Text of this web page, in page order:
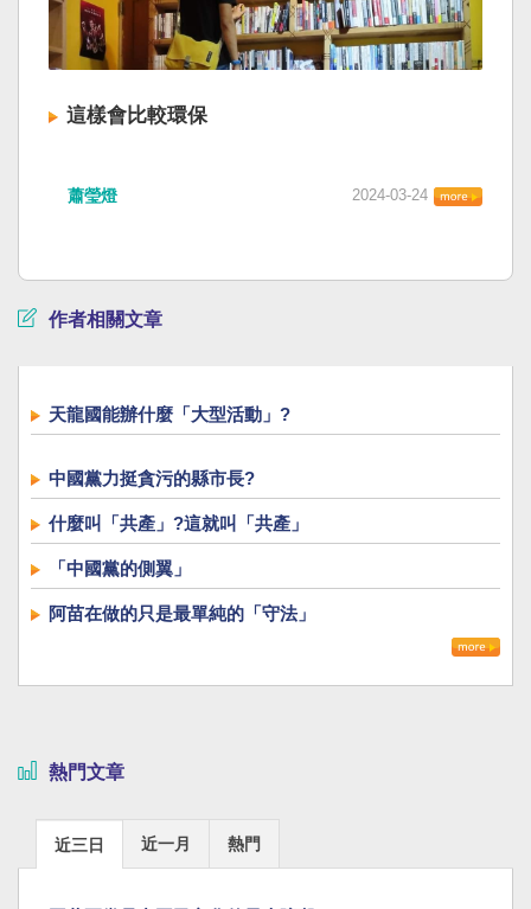
這樣會比較環保
蕭瑩燈 2024-03-24
作者相關文章
天龍國能辦什麼「大型活動」?
中國黨力挺貪污的縣市長?
什麼叫「共產」?這就叫「共產」
「中國黨的側翼」
阿苗在做的只是最單純的「守法」
熱門文章
近三日 近一月 熱門